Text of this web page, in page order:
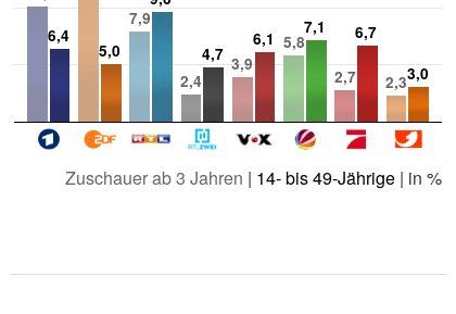
7,9
2,4
3,9
5,8
2,7
2,3
6,4
5,0 4,7
6,1
7,1 6,7
3,0
Zuschauer ab 3 Jahren | 14- bis 49-Jährige| in %